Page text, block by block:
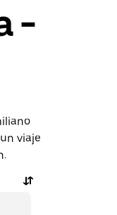
-
viaje